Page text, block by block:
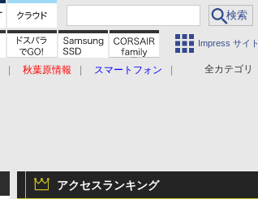
Impress サイト
全カテゴリ
秋葉原情報
スマートフォン
アクセスランキング